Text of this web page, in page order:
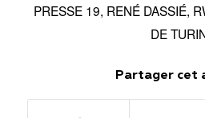
PRESSE 19, RENÉ DASSIÉ,
DE
Partager cet